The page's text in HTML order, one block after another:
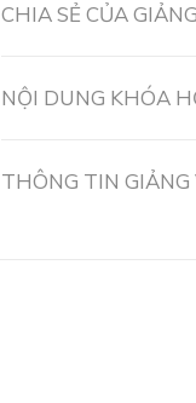
CHIA SẺ CỦA
NỘI DUNG KHÓA
THÔNG TIN GIẢNG